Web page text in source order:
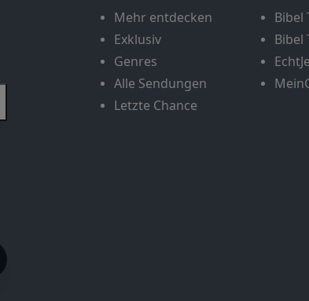
Mehr entdecken
Exklusiv
Genres
Alle Sendungen
Letzte Chance
Bibel
Bibel